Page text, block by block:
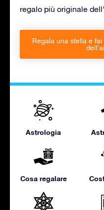
regalo più originale
Regala una stella e
Astrologia
Cosa regalare